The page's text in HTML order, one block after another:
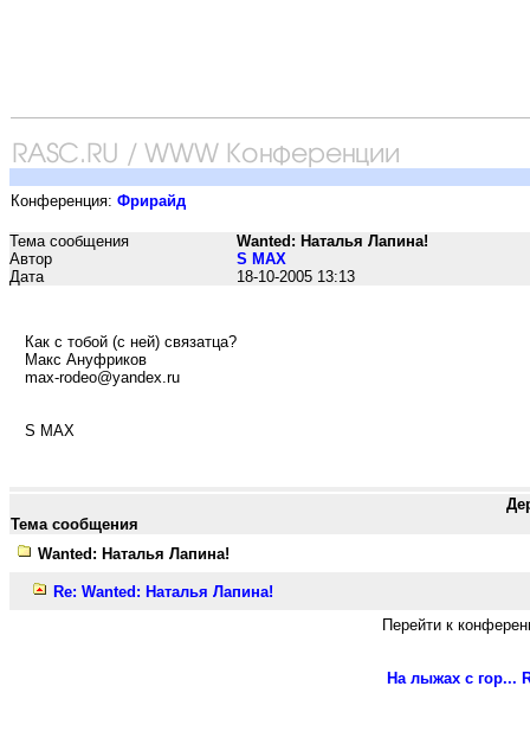
Конференция: Фрирайд
Тема сообщения
Wanted: Наталья Лапина!
Автор
S MAX
Дата
18-10-2005 13:13
Как с тобой (с ней) связатца?
Макс Ануфриков
max-rodeo@yandex.ru
S MAX
Тема сообщения
Wanted: Наталья Лапина!
Re: Wanted: Наталья Лапина!
Перейти к
На лыжах с гор...